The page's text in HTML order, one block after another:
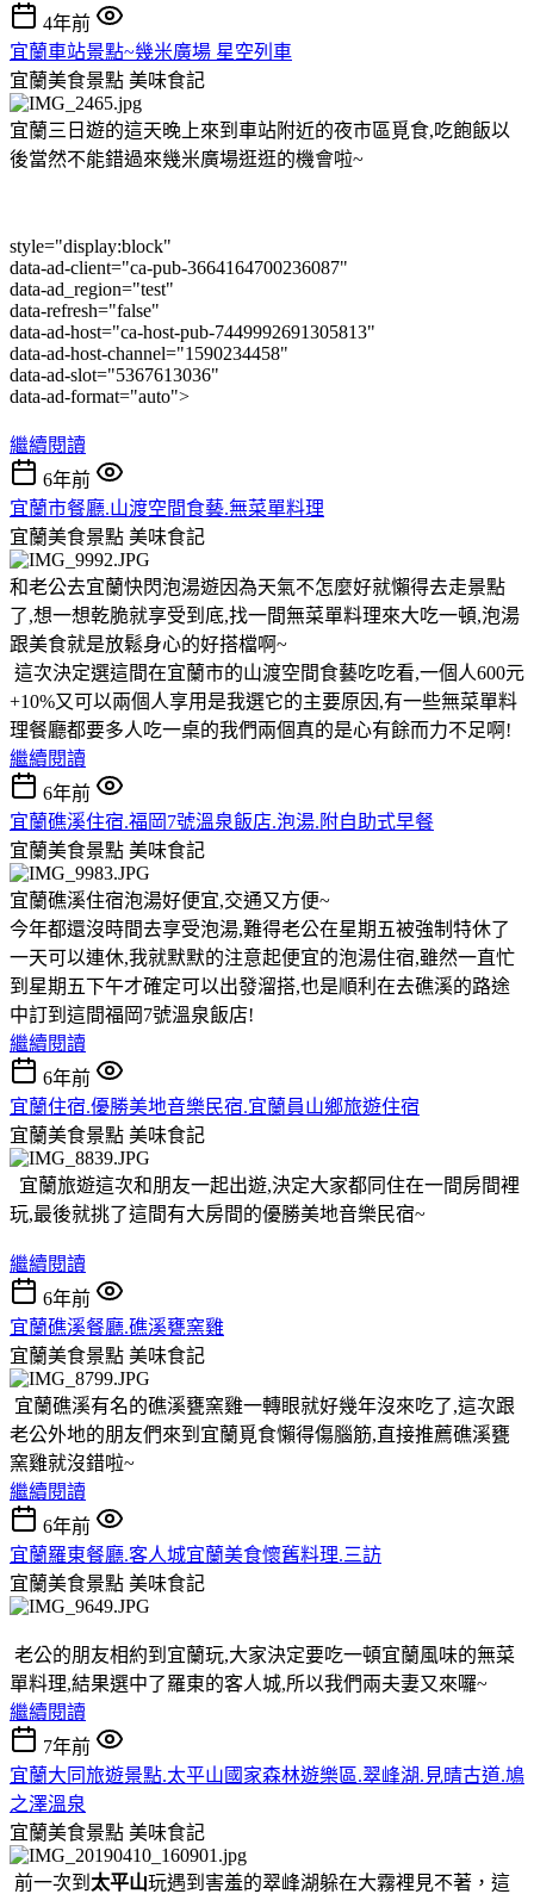
4年前
宜蘭車站景點~幾米廣場 星空列車
宜蘭美食景點 美味食記
宜蘭三日遊的這天晚上來到車站附近的夜市區覓食,吃飽飯以
後當然不能錯過來幾米廣場逛逛的機會啦~
style="display:block"
data-ad-client="ca-pub-3664164700236087"
data-ad_region="test"
data-refresh="false"
data-ad-host="ca-host-pub-7449992691305813"
data-ad-host-channel="1590234458"
data-ad-slot="5367613036"
data-ad-format="auto">
繼續閱讀
6年前
宜蘭市餐廳.山渡空間食藝.無菜單料理
宜蘭美食景點 美味食記
和老公去宜蘭快閃泡湯遊因為天氣不怎麼好就懶得去走景點
了,想一想乾脆就享受到底,找一間無菜單料理來大吃一頓,泡湯
跟美食就是放鬆身心的好搭檔啊~
這次決定選這間在宜蘭市的山渡空間食藝吃吃看,一個人600元
+10%又可以兩個人享用是我選它的主要原因,有一些無菜單料
理餐廳都要多人吃一桌的我們兩個真的是心有餘而力不足啊!
繼續閱讀
6年前
宜蘭礁溪住宿.福岡7號溫泉飯店.泡湯.附自助式早餐
宜蘭美食景點 美味食記
宜蘭礁溪住宿泡湯好便宜,交通又方便~
今年都還沒時間去享受泡湯,難得老公在星期五被強制特休了
一天可以連休,我就默默的注意起便宜的泡湯住宿,雖然一直忙
到星期五下午才確定可以出發溜搭,也是順利在去礁溪的路途
中訂到這間福岡7號溫泉飯店!
繼續閱讀
6年前
宜蘭住宿.優勝美地音樂民宿.宜蘭員山鄉旅遊住宿
宜蘭美食景點 美味食記
宜蘭旅遊這次和朋友一起出遊,決定大家都同住在一間房間裡
玩,最後就挑了這間有大房間的優勝美地音樂民宿~
繼續閱讀
6年前
宜蘭礁溪餐廳.礁溪甕窯雞
宜蘭美食景點 美味食記
宜蘭礁溪有名的礁溪甕窯雞一轉眼就好幾年沒來吃了,這次跟
老公外地的朋友們來到宜蘭覓食懶得傷腦筋,直接推薦礁溪甕
窯雞就沒錯啦~
繼續閱讀
6年前
宜蘭羅東餐廳.客人城宜蘭美食懷舊料理.三訪
宜蘭美食景點 美味食記
老公的朋友相約到宜蘭玩,大家決定要吃一頓宜蘭風味的無菜
單料理,結果選中了羅東的客人城,所以我們兩夫妻又來囉~
繼續閱讀
7年前
宜蘭大同旅遊景點.太平山國家森林遊樂區.翠峰湖.見晴古道.鳩
之澤溫泉
宜蘭美食景點 美味食記
前一次到 太平山玩遇到害羞的翠峰湖躲在大霧裡見不著，這